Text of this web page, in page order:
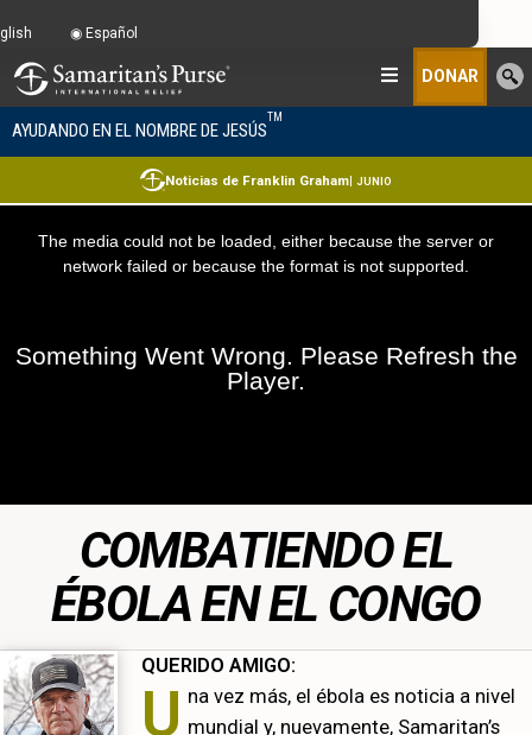
DONAR
AYUDANDO EN EL NOMBRE DE JESÚS
TM
Noticias de Franklin Graham| JUNIO
COMBATIENDO EL
ÉBOLA EN EL CONGO
QUERIDO AMIGO:
U na vez más, el ébola es noticia a nivel
mundial y, nuevamente, Samaritan’s
Español